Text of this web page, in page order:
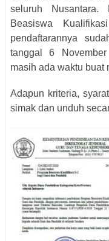
seluruh Nusantara.
Beasiswa
pendaftarannya
tanggal 6
masih ada waktu buat
Adapun kriteria,
simak dan unduh